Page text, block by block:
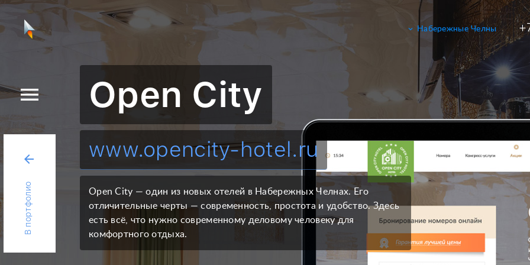
keyboard_arrow_down Набережные Челны
Набережные Челны
Казань
Москва
Санкт-Петербург
Уфа
Ижевск
Екатеринбург
Сочи
menu
arrow_back
В портфолио
Open City
www.opencity-hotel.ru
Open City — один из новых отелей в Набережных Челнах. Его
отличительные черты — современность, простота и удобство. Здесь
есть всё, что нужно современному деловому человеку для
комфортного отдыха.